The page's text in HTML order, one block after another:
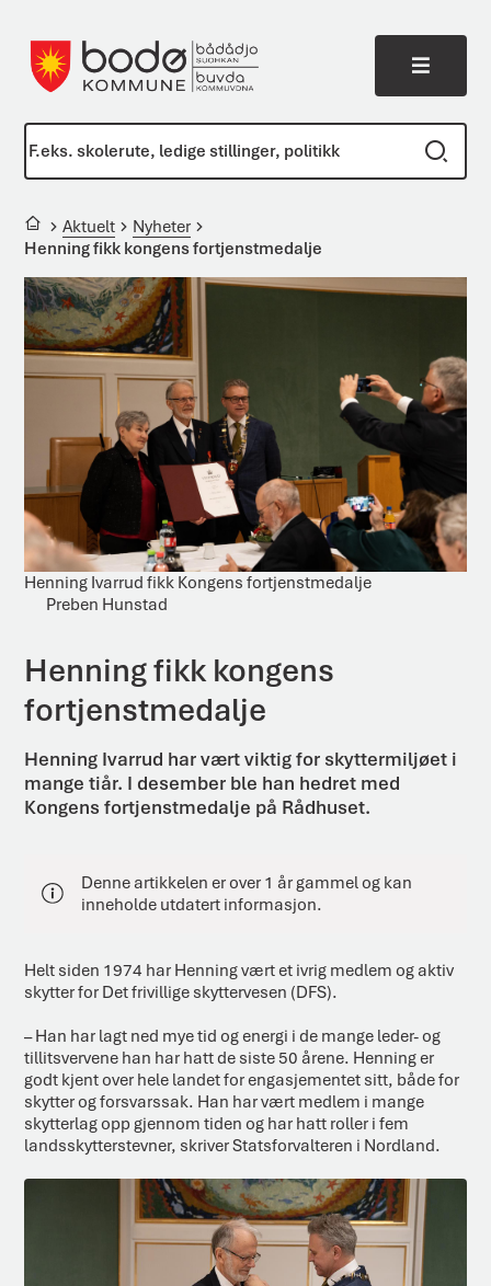
Meny
Du er her:
Aktuelt
Nyheter
Henning fikk kongens fortjenstmedalje
Henning Ivarrud fikk Kongens fortjenstmedalje
Preben Hunstad
Henning fikk kongens
fortjenstmedalje
Henning Ivarrud har vært viktig for skyttermiljøet i
mange tiår. I desember ble han hedret med
Kongens fortjenstmedalje på Rådhuset.
Denne artikkelen er over 1 år gammel og kan
inneholde utdatert informasjon.
Helt siden 1974 har Henning vært et ivrig medlem og aktiv
skytter for Det frivillige skyttervesen (DFS).
– Han har lagt ned mye tid og energi i de mange leder- og
tillitsvervene han har hatt de siste 50 årene. Henning er
godt kjent over hele landet for engasjementet sitt, både for
skytter og forsvarssak. Han har vært medlem i mange
skytterlag opp gjennom tiden og har hatt roller i fem
landsskytterstevner, skriver Statsforvalteren i Nordland.